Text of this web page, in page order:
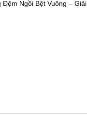
Đệm Ngồi Bệt Vuông –